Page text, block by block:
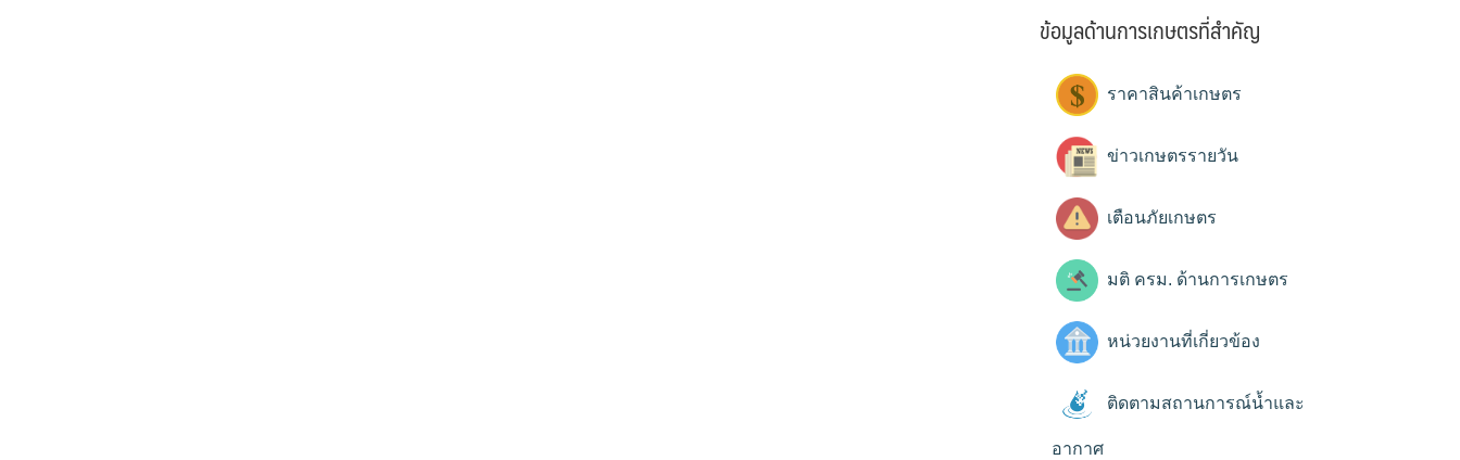
ข้อมูลด้านการเกษตรที่สำคัญ
ราคาสินค้าเกษตร
ข่าวเกษตรรายวัน
เตือนภัยเกษตร
มติ ครม. ด้านการเกษตร
หน่วยงานที่เกี่ยวข้อง
ติดตามสถานการณ์น้ำและ
อากาศ